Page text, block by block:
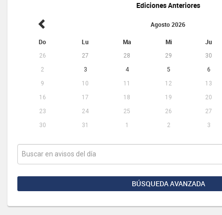
Ediciones Anteriores
Agosto 2026
Do Lu Ma Mi Ju
26 27 28 29
30
2
3 4 5
6
9
10 11 12
13
16
17 18 19
20
23
24 25 26
27
30
31 1 2 3
BÚSQUEDA AVANZADA